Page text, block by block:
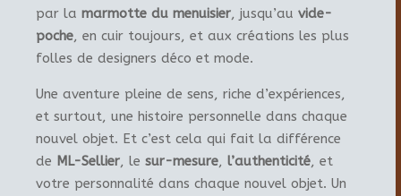
par la marmotte du menuisier, jusqu’au vide-
poche, en cuir toujours, et aux créations les plus
folles de designers déco et mode.
Une aventure pleine de sens, riche d’expériences,
et surtout, une histoire personnelle dans chaque
nouvel objet. Et c’est cela qui fait la différence
de ML-Sellier, le sur-mesure, l’authenticité, et
votre personnalité dans chaque nouvel objet. Un